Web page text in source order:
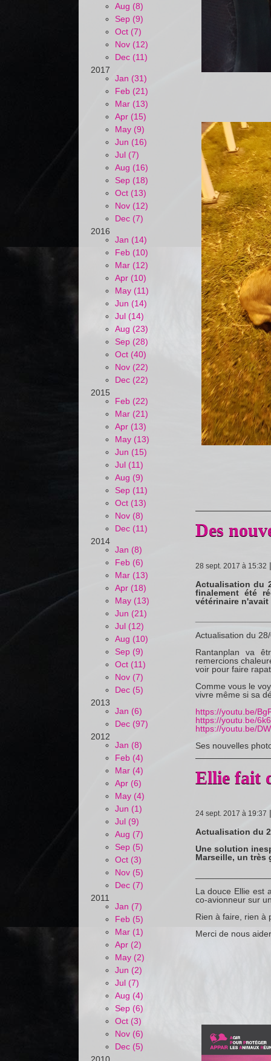
Aug (8)
Sep (9)
Oct (7)
Nov (12)
Dec (11)
2017
Jan (31)
Feb (21)
Mar (13)
Apr (15)
May (9)
Jun (16)
Jul (7)
Aug (16)
Sep (18)
Oct (13)
Nov (12)
Dec (7)
2016
Jan (14)
Feb (10)
Mar (12)
Apr (10)
May (11)
Jun (14)
Jul (14)
Aug (23)
Sep (28)
Oct (40)
Nov (22)
Dec (22)
2015
Feb (22)
Mar (21)
Apr (13)
May (13)
Jun (15)
Jul (11)
Aug (9)
Sep (11)
Oct (13)
Nov (8)
Dec (11)
2014
Jan (8)
Feb (6)
Mar (13)
Apr (18)
May (13)
Jun (21)
Jul (12)
Aug (10)
Sep (9)
Oct (11)
Nov (7)
Dec (5)
2013
Jan (6)
Dec (97)
2012
Jan (8)
Feb (4)
Mar (4)
Apr (6)
May (4)
Jun (1)
Jul (9)
Aug (7)
Sep (5)
Oct (3)
Nov (5)
Dec (7)
2011
Jan (7)
Feb (5)
Mar (1)
Apr (2)
May (2)
Jun (2)
Jul (7)
Aug (4)
Sep (6)
Oct (3)
Nov (6)
Dec (5)
2010
Des
28 sept. 2017 à 15:32
Actualisation du
finalement été
vétérinaire
Actualisation du
Rantanplan va
remercions
voir pour faire
Comme vous le
vivre même si sa
https://youtu.be/
https://youtu.be/
https://youtu.be/
Ses nouvelles
Ellie fait
24 sept. 2017 à 19:37
Actualisation du
Une solution
Marseille, un très
La douce Ellie est
co-avionneur sur
Rien à faire, rien à
Merci de nous